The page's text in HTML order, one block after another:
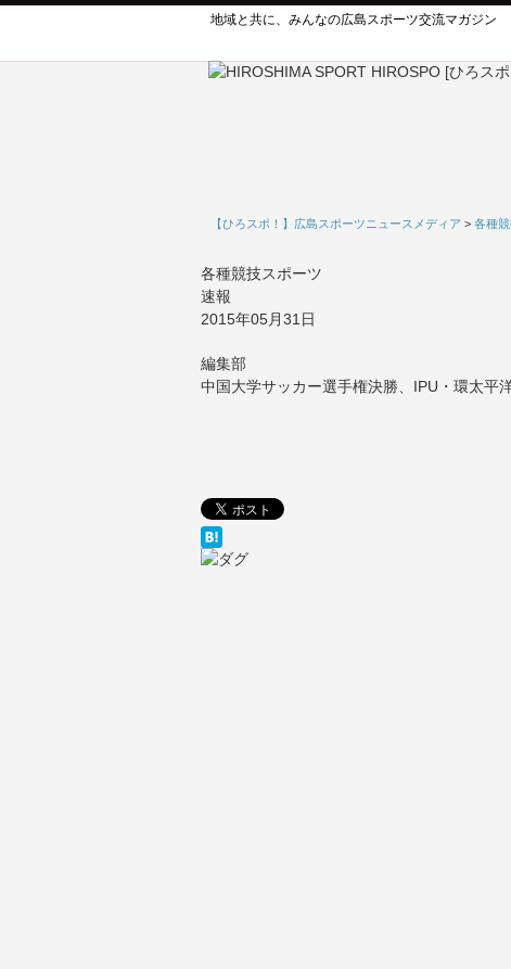
地域と共に、みんなの広島スポーツ交流マガジン
【ひろスポ！】広島スポーツニュースメディア > 各種
各種競技スポーツ
速報
2015年05月31日
編集部
中国大学サッカー選手権決勝、IPU・環太平